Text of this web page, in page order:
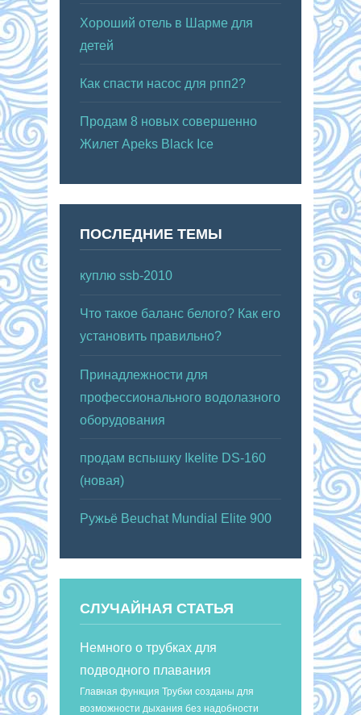
Хороший отель в Шарме для
детей
Как спасти насос для рпп2?
Продам 8 новых совершенно
Жилет Apeks Black Ice
ПОСЛЕДНИЕ ТЕМЫ
куплю ssb-2010
Что такое баланс белого? Как его
установить правильно?
Принадлежности для
профессионального водолазного
оборудования
продам вспышку Ikelite DS-160
(новая)
Ружьё Beuchat Mundial Elite 900
СЛУЧАЙНАЯ СТАТЬЯ
Немного о трубках для
подводного плавания
Главная функция Трубки созданы для
возможности дыхания без надобности